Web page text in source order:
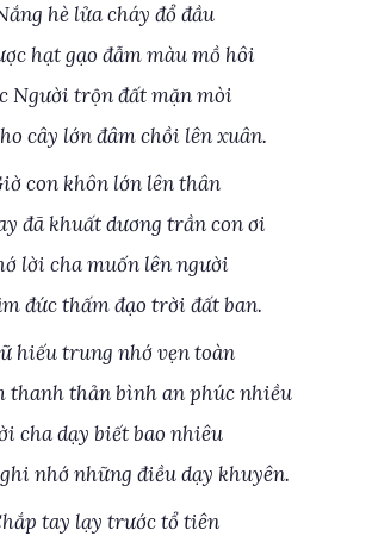
hè lửa cháy đổ đầu
hạt gạo đẫm màu mồ hôi
Người trộn đất mặn mòi
cây lớn đâm chồi lên xuân.
con khôn lớn lên thân
đã khuất dương trần con ơi
lời cha muốn lên người
đức thấm đạo trời đất ban.
hiếu trung nhớ vẹn toàn
thanh thản bình an phúc nhiều
cha dạy biết bao nhiêu
nhớ những điều dạy khuyên.
tay lạy trước tổ tiên